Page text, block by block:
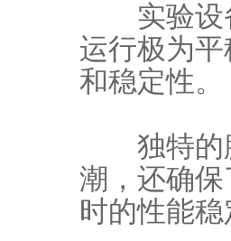
实验设备
运行极为
和稳定性。
独特的腔
潮，还确
时的性能